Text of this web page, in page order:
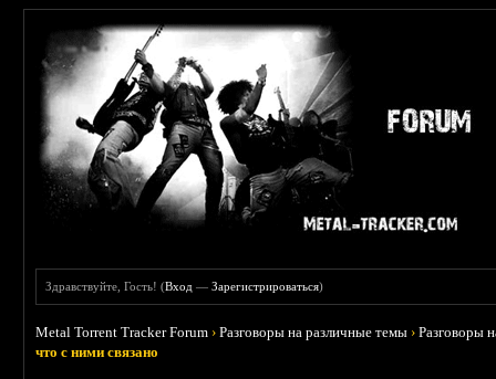
Здравствуйте, Гость! (Вход —Зарегистрироваться)
Metal Torrent Tracker Forum ›Разговоры на различные темы ›Разговоры
что с ними связано